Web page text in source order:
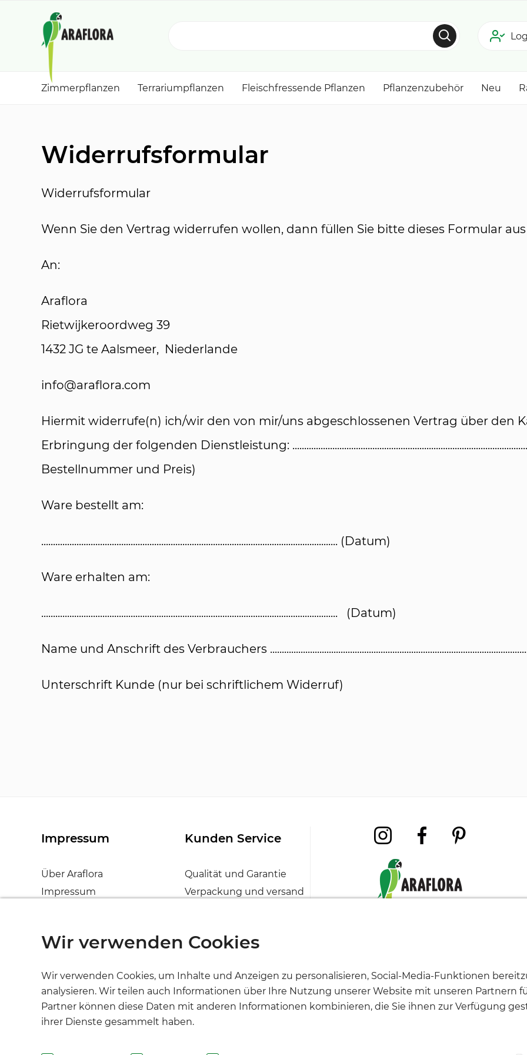
Zimmerpflanzen Terrariumpflanzen Fleischfressende Pflanzen Pflanzenzubehör Neu
Widerrufsformular
Widerrufsformular
Wenn Sie den Vertrag widerrufen wollen, dann füllen Sie bitte dieses Formular
An:
Araflora
Rietwijkeroordweg 39
1432 JG te Aalsmeer, Niederlande
info@araflora.com
Hiermit widerrufe(n) ich/wir den von mir/uns abgeschlossenen Vertrag über den
Erbringung der folgenden Dienstleistung:
Bestellnummer und Preis)
Ware bestellt am:
.............................................................................................................................. (Datum)
Ware erhalten am:
.............................................................................................................................. (Datum)
Name und Anschrift des Verbrauchers
Unterschrift Kunde (nur bei schriftlichem Widerruf)
Impressum
Über Araflora
Impressum
Geschäftsbedingungen
Widerrufsbelehrung
Widerrufsformular
Haftungsausschluß
Kunden Service
Qualität und Garantie
Verpackung und versand
Kontakt
zahlung
Wir verwenden Cookies
Wir verwenden Cookies, um Inhalte und Anzeigen zu personalisieren, Social-Media-Funktionen
analysieren. Wir teilen auch Informationen über Ihre Nutzung unserer Website mit unseren Partnern
Partner können diese Daten mit anderen Informationen kombinieren, die Sie ihnen zur Verfügung
ihrer Dienste gesammelt haben.